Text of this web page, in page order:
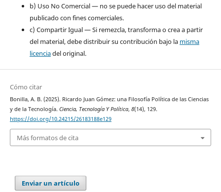
b) Uso No Comercial — no se puede hacer uso del material
publicado con fines comerciales.
c) Compartir Igual — Si remezcla, transforma o crea a partir
del material, debe distribuir su contribución bajo la misma
licenciadel original.
Cómo citar
Bonilla, A. B. (2025). Ricardo Juan Gómez: una Filosofía Política de las Ciencias
y de la Tecnología. Ciencia, Tecnología Y Política, 8(14), 129.
https://doi.org/10.24215/26183188e129
Más formatos de cita
Enviar un artículo